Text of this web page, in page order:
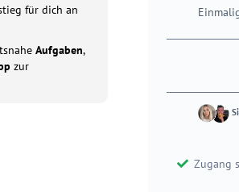
für dich an
Aufgaben,
zur
Zugang